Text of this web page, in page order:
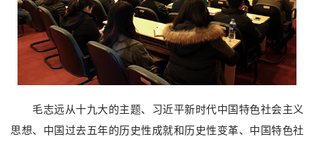
毛志远从十九大的主题、习近平新时代中国特色社会主义
思想、中国过去五年的历史性成就和历史性变革、中国特色社